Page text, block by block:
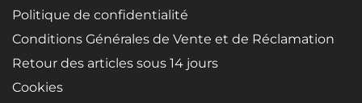
Politique de confidentialité
Conditions Générales de Vente et de Réclamation
Retour des articles sous 14 jours
Cookies